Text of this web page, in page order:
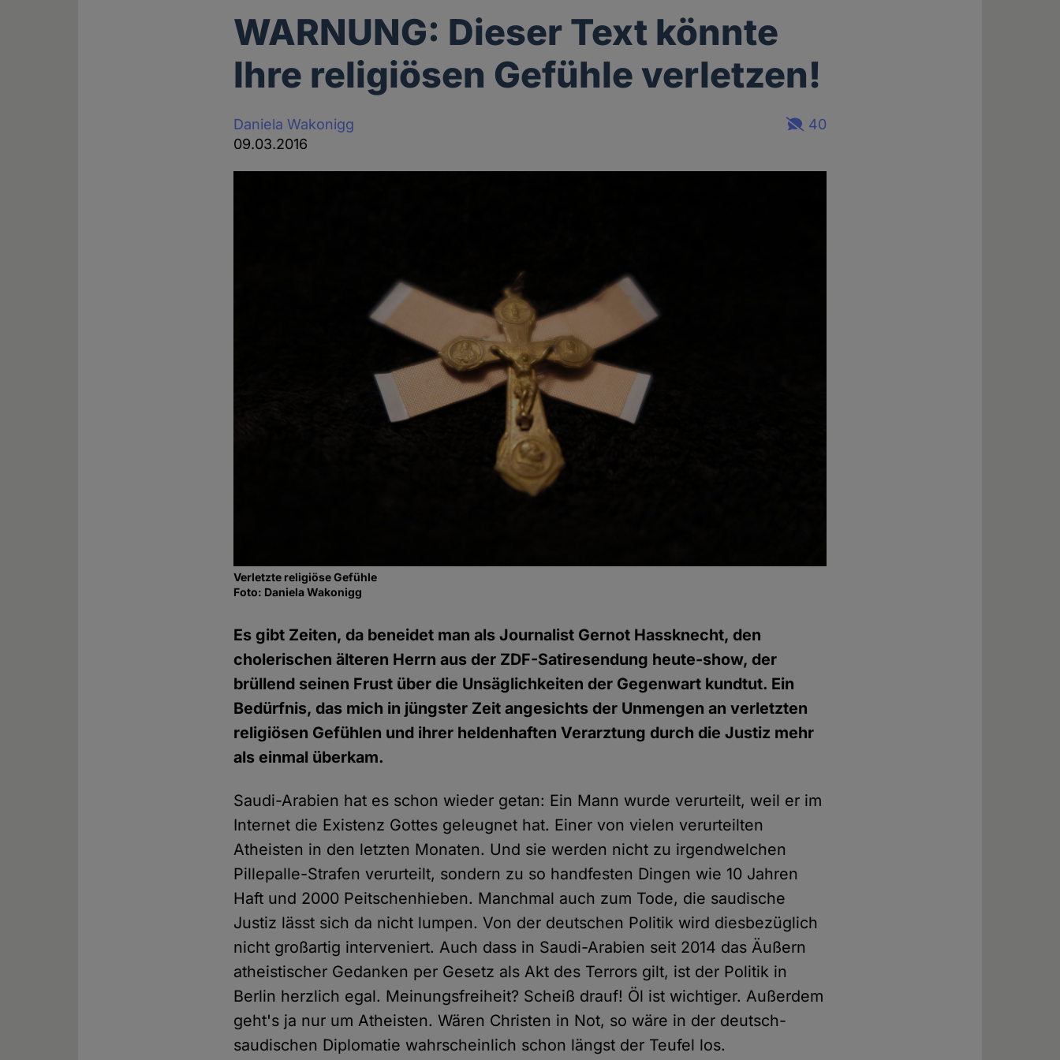
WARNUNG: Dieser Text könnte
Ihre religiösen Gefühle verletzen!
Daniela Wakonigg
09.03.2016
40
Verletzte religiöse Gefühle
Foto: Daniela Wakonigg
Es gibt Zeiten, da beneidet man als Journalist Gernot Hassknecht, den
cholerischen älteren Herrn aus der ZDF-Satiresendung heute-show, der
brüllend seinen Frust über die Unsäglichkeiten der Gegenwart kundtut. Ein
Bedürfnis, das mich in jüngster Zeit angesichts der Unmengen an verletzten
religiösen Gefühlen und ihrer heldenhaften Verarztung durch die Justiz mehr
als einmal überkam.
Saudi-Arabien hat es schon wieder getan: Ein Mann wurde verurteilt, weil er im
Internet die Existenz Gottes geleugnet hat. Einer von vielen verurteilten
Atheisten in den letzten Monaten. Und sie werden nicht zu irgendwelchen
Pillepalle-Strafen verurteilt, sondern zu so handfesten Dingen wie 10 Jahren
Haft und 2000 Peitschenhieben. Manchmal auch zum Tode, die saudische
Justiz lässt sich da nicht lumpen. Von der deutschen Politik wird diesbezüglich
nicht großartig interveniert. Auch dass in Saudi-Arabien seit 2014 das Äußern
atheistischer Gedanken per Gesetz als Akt des Terrors gilt, ist der Politik in
Berlin herzlich egal. Meinungsfreiheit? Scheiß drauf! Öl ist wichtiger. Außerdem
geht's ja nur um Atheisten. Wären Christen in Not, so wäre in der deutsch-
saudischen Diplomatie wahrscheinlich schon längst der Teufel los.